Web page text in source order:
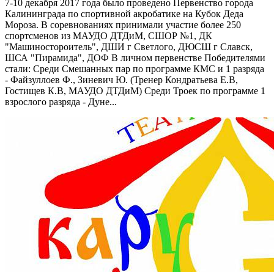
7-10 декабря 2017 года было проведено Первенство города
Калининграда по спортивной акробатике на Кубок Деда
Мороза. В соревнованиях принимали участие более 250
спортсменов из МАУДО ДТДиМ, СШОР №1, ДК
"Машиностороитель", ДШИ г Светлого, ДЮСШ г Славск,
ШСА "Пирамида", ДОФ В личном первенстве Победителями
стали: Среди Смешанных пар по программе КМС и 1 разряда
- Файзуллоев Ф., Зиневич Ю. (Тренер Кондратьева Е.В,
Гостищев К.В, МАУДО ДТДиМ) Среди Троек по программе 1
взрослого разряда - Дуне...